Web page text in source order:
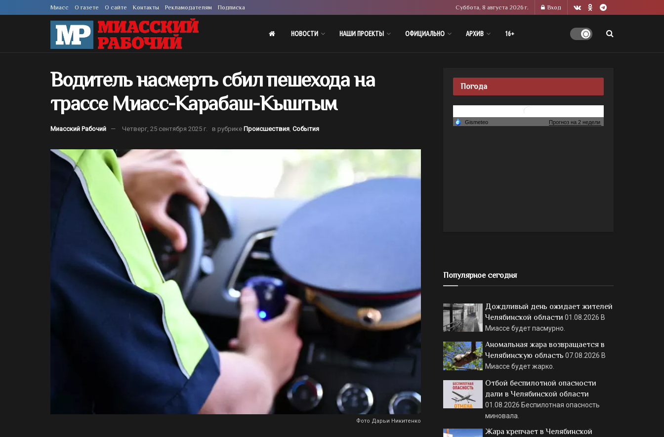
Миасс О газете О сайте Контакты Рекламодателям Подписка Суббота, 8 августа 2026 г. Вход
НОВОСТИ НАШИ ПРОЕКТЫ ОФИЦИАЛЬНО АРХИВ 16+
Водитель насмерть сбил пешехода на
трассе Миасс-Карабаш-Кыштым
Миасский Рабочий Четверг, 25 сентября 2025 г. в рубрике Происшествия События
Фото Дарьи Никитенко
Погода
Популярное сегодня
Дождливый день ожидает жителей
Челябинской области 01.08.2026 В
Миассе будет пасмурно.
Аномальная жара возвращается в
Челябинскую область 07.08.2026 В
Миассе будет жарко.
Отбой беспилотной опасности
дали в Челябинской области
01.08.2026 Беспилотная опасность
миновала.
Жара крепчает в Челябинской